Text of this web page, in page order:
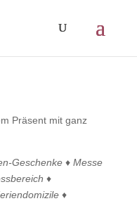
Präsent mit ganz
Geschenke ♦ Messe
♦
♦